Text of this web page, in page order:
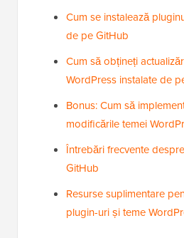
Cum se instalează
de pe GitHub
Cum să obțineți
WordPress instalate de
Bonus: Cum să
modificările temei
Întrebări frecvente
GitHub
Resurse suplimentare
plugin-uri și teme